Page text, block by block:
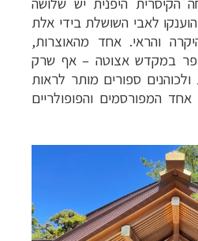
לאבי השושלת בידי אלת
והראי. אחד מהאוצרות,
במקדש אצוטה – אף שרק
ספורים מותר לראות
המפורסמים והפופולריים